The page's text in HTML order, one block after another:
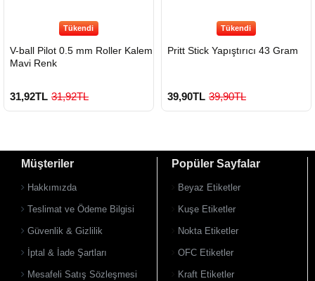
Tükendi
V-ball Pilot 0.5 mm Roller Kalem
Mavi Renk
31,92TL 31,92TL
Tükendi
Pritt Stick Yapıştırıcı 43 Gram
39,90TL 39,90TL
Müşteriler
Hakkımızda
Teslimat ve Ödeme Bilgisi
Güvenlik & Gizlilik
İptal & İade Şartları
Mesafeli Satış Sözleşmesi
Popüler Sayfalar
Beyaz Etiketler
Kuşe Etiketler
Nokta Etiketler
OFC Etiketler
Kraft Etiketler